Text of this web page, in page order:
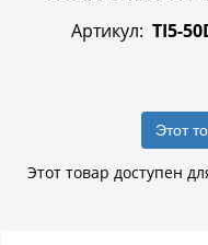
Артикул: TI5-
Этот
Этот товар доступен